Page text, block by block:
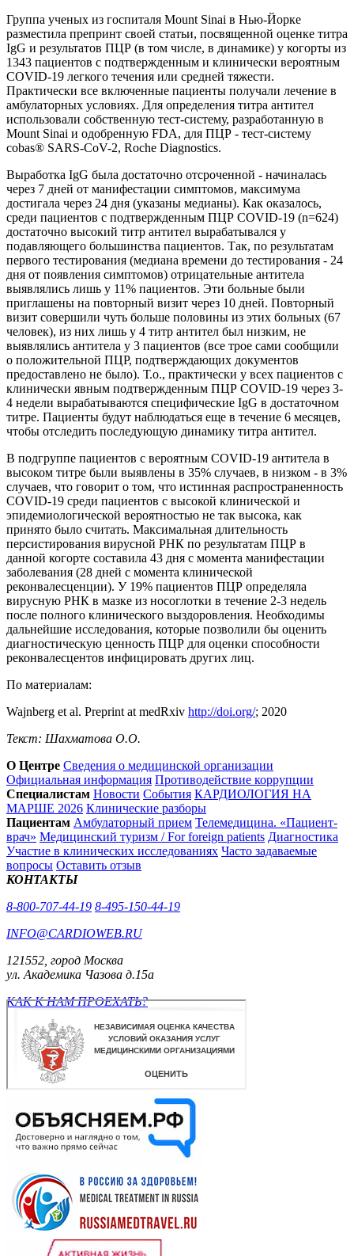
Группа ученых из госпиталя Mount Sinai в Нью-Йорке
разместила препринт своей статьи, посвященной оценке титра
IgG и результатов ПЦР (в том числе, в динамике) у когорты из
1343 пациентов с подтвержденным и клинически вероятным
COVID-19 легкого течения или средней тяжести.
Практически все включенные пациенты получали лечение в
амбулаторных условиях. Для определения титра антител
использовали собственную тест-систему, разработанную в
Mount Sinai и одобренную FDA, для ПЦР - тест-систему
cobas® SARS-CoV-2, Roche Diagnostics.
Выработка IgG была достаточно отсроченной - начиналась
через 7 дней от манифестации симптомов, максимума
достигала через 24 дня (указаны медианы). Как оказалось,
среди пациентов с подтвержденным ПЦР COVID-19 (n=624)
достаточно высокий титр антител вырабатывался у
подавляющего большинства пациентов. Так, по результатам
первого тестирования (медиана времени до тестирования - 24
дня от появления симптомов) отрицательные антитела
выявлялись лишь у 11% пациентов. Эти больные были
приглашены на повторный визит через 10 дней. Повторный
визит совершили чуть больше половины из этих больных (67
человек), из них лишь у 4 титр антител был низким, не
выявлялись антитела у 3 пациентов (все трое сами сообщили
о положительной ПЦР, подтверждающих документов
предоставлено не было). Т.о., практически у всех пациентов с
клинически явным подтвержденным ПЦР COVID-19 через 3-
4 недели вырабатываются специфические IgG в достаточном
титре. Пациенты будут наблюдаться еще в течение 6 месяцев,
чтобы отследить последующую динамику титра антител.
В подгруппе пациентов с вероятным COVID-19 антитела в
высоком титре были выявлены в 35% случаев, в низком - в 3%
случаев, что говорит о том, что истинная распространенность
СOVID-19 среди пациентов с высокой клинической и
эпидемиологической вероятностью не так высока, как
принято было считать. Максимальная длительность
персистирования вирусной РНК по результатам ПЦР в
данной когорте составила 43 дня с момента манифестации
заболевания (28 дней с момента клинической
реконвалесценции). У 19% пациентов ПЦР определяла
вирусную РНК в мазке из носоглотки в течение 2-3 недель
после полного клинического выздоровления. Необходимы
дальнейшие исследования, которые позволили бы оценить
диагностическую ценность ПЦР для оценки способности
реконвалесцентов инфицировать других лиц.
По материалам:
Wajnberg et al. Preprint at medRxiv http://doi.org/; 2020
Текст: Шахматова О.О.
О Центре Сведения о медицинской организации
Официальная информация Противодействие коррупции
Специалистам Новости События КАРДИОЛОГИЯ НА
МАРШЕ 2026 Клинические разборы
Пациентам Амбулаторный прием Телемедицина. «Пациент-
врач» Медицинский туризм / For foreign patients Диагностика
Участие в клинических исследованиях Часто задаваемые
вопросы Оставить отзыв
КОНТАКТЫ
8-800-707-44-19 8-495-150-44-19
INFO@CARDIOWEB.RU
121552, город Москва
ул. Академика Чазова д.15а
КАК К НАМ ПРОЕХАТЬ?